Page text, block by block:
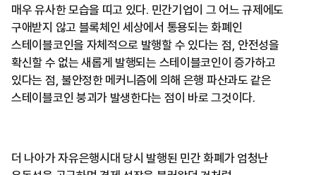
매우 유사한 모습을 띠고 있다. 민간기업이 그 어느 규제에도
구애받지 않고 블록체인 세상에서 통용되는 화폐인
스테이블코인을 자체적으로 발행할 수 있다는 점, 안전성을
확신할 수 없는 새롭게 발행되는 스테이블코인이 증가하고
있다는 점, 불안정한 메커니즘에 의해 은행 파산과도 같은
스테이블코인 붕괴가 발생한다는 점이 바로 그것이다.
더 나아가 자유은행시대 당시 발행된 민간 화폐가 엄청난